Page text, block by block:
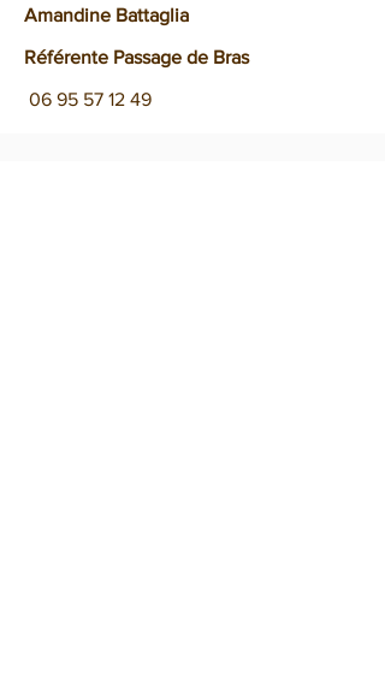
Amandine Battaglia
Référente Passage de Bras
06 95 57 12 49